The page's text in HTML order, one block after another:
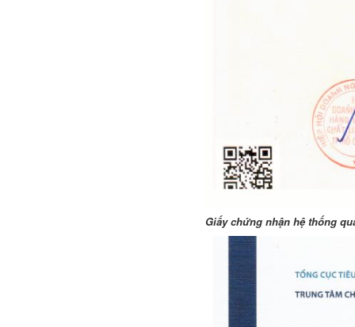
Giấy chứng nhận hệ thống